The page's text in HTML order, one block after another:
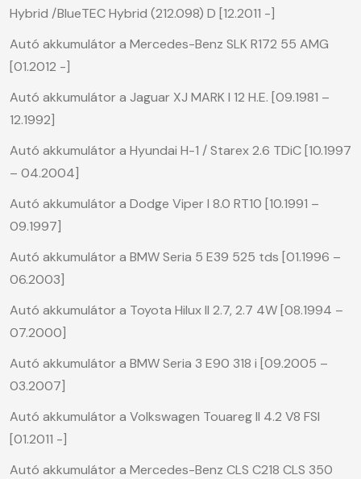
Hybrid /BlueTEC Hybrid (212.098) D [12.2011 -]
Autó akkumulátor a Mercedes-Benz SLK R172 55 AMG
[01.2012 -]
Autó akkumulátor a Jaguar XJ MARK I 12 H.E. [09.1981 –
12.1992]
Autó akkumulátor a Hyundai H-1 / Starex 2.6 TDiC [10.1997
– 04.2004]
Autó akkumulátor a Dodge Viper I 8.0 RT10 [10.1991 –
09.1997]
Autó akkumulátor a BMW Seria 5 E39 525 tds [01.1996 –
06.2003]
Autó akkumulátor a Toyota Hilux II 2.7, 2.7 4W [08.1994 –
07.2000]
Autó akkumulátor a BMW Seria 3 E90 318 i [09.2005 –
03.2007]
Autó akkumulátor a Volkswagen Touareg II 4.2 V8 FSI
[01.2011 -]
Autó akkumulátor a Mercedes-Benz CLS C218 CLS 350